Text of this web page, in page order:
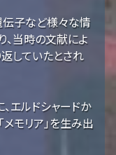
伝子など様々な情
当時の文献によ
していたとされ
エルドシャードか
モリア」を生み出